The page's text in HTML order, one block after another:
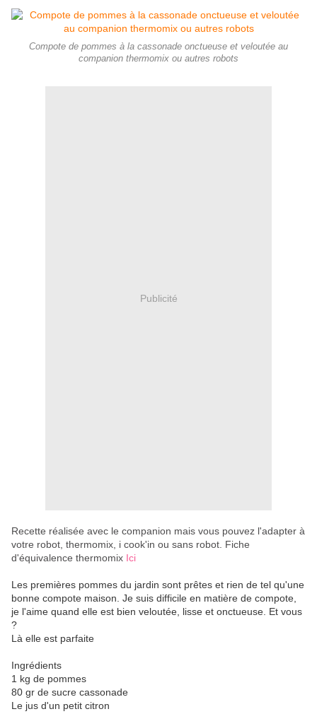
Compote de pommes à la cassonade onctueuse et veloutée au
companion thermomix ou autres robots
Publicité
Recette réalisée avec le companion mais vous pouvez l'adapter à
votre robot, thermomix, i cook'in ou sans robot. Fiche
d'équivalence thermomix Ici
Les premières pommes du jardin sont prêtes et rien de tel qu'une
bonne compote maison. Je suis difficile en matière de compote,
je l'aime quand elle est bien veloutée, lisse et onctueuse. Et vous
?
Là elle est parfaite
Ingrédients
1 kg de pommes
80 gr de sucre cassonade
Le jus d'un petit citron